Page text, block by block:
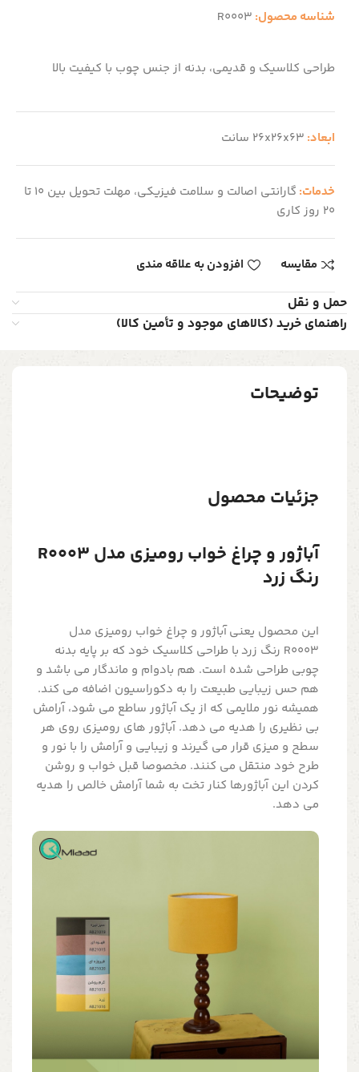
شناسه محصول: R0003
طراحی کلاسیک و قدیمی، بدنه از جنس چوب با کیفیت بالا
ابعاد: 26x26x63 سانت
خدمات:
گارانتی اصالت و سلامت فیزیکی، مهلت تحویل بین 10 تا
20 روز کاری
مقایسه افزودن به علاقه مندی
حمل و نقل
راهنمای خرید (کالاهای موجود و تأمین کالا)
توضیحات
جزئیات محصول
آباژور و چراغ خواب رومیزی مدل R0003
رنگ زرد
این محصول یعنی آباژور و چراغ خواب رومیزی مدل
R0003 رنگ زرد با طراحی کلاسیک خود که بر پایه بدنه
چوبی طراحی شده است. هم بادوام و ماندگار می باشد و
هم حس زیبایی طبیعت را به دکوراسیون اضافه می کند.
همیشه نور ملایمی که از یک آباژور ساطع می شود، آرامش
بی نظیری را هدیه می دهد. آباژور های رومیزی روی هر
سطح و میزی قرار می گیرند و زیبایی و آرامش را با نور و
طرح خود منتقل می کنند. مخصوصا قبل خواب و روشن
کردن این آباژورها کنار تخت به شما آرامش خالص را هدیه
می دهد.